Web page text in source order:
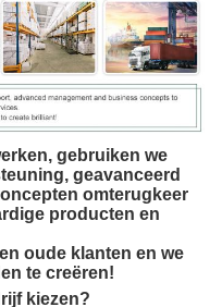
gebruiken we
geavanceerd
omterugkeer
producten en
oude klanten en we
te creëren!
kiezen?